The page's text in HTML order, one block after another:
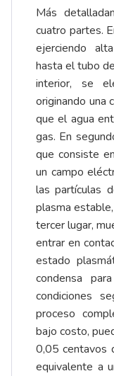
Más
cuatro partes.
ejerciendo
hasta el tubo
interior, se
originando una
que el agua
gas. En
que consiste
un campo
las partículas
plasma
tercer lugar,
entrar en
estado
condensa
condiciones
proceso
bajo costo,
0,05 centavos
equivalente a